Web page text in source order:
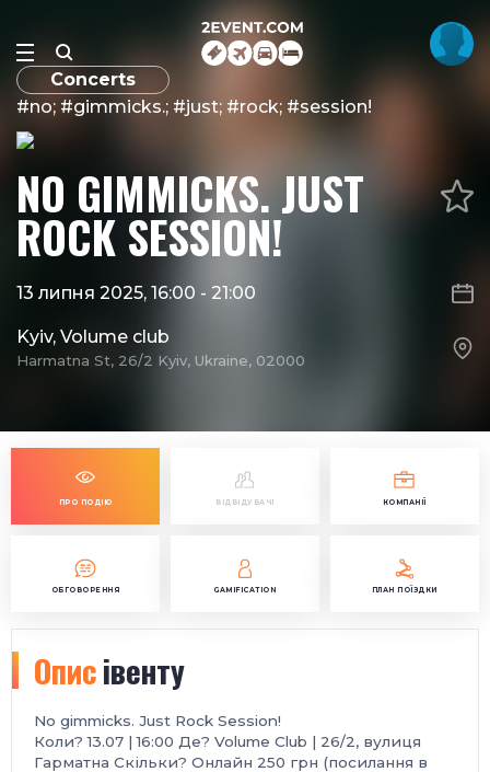
Concerts
#no; #gimmicks.; #just; #rock; #session!
NO GIMMICKS. JUST
ROCK SESSION!
13 липня 2025, 16:00 - 21:00
Kyiv, Volume club
Harmatna St, 26/2 Kyiv, Ukraine, 02000
ПРО ПОДІЮ ВІДВІДУВАЧІ КОМПАНІЇ
ОБГОВОРЕННЯ GAMIFICATION ПЛАН ПОЇЗДКИ
Описівенту
No gimmicks. Just Rock Session!
Коли? 13.07 | 16:00 Де? Volume Club | 26/2, вулиця
Гарматна Скільки? Онлайн 250 грн (посилання в